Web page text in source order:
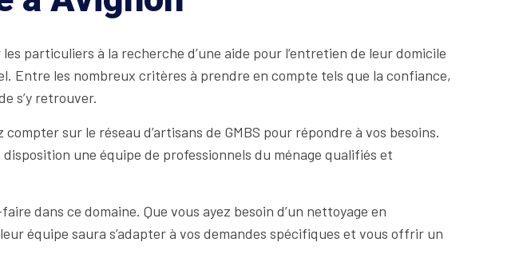
particuliers à la recherche d’une aide pour l’entretien de leur domicile
Entre les nombreux critères à prendre en compte tels que la confiance,
s’y retrouver.
sur le réseau d’artisans de GMBS pour répondre à vos besoins.
une équipe de professionnels du ménage qualifiés et
dans ce domaine. Que vous ayez besoin d’un nettoyage en
équipe saura s’adapter à vos demandes spécifiques et vous offrir un